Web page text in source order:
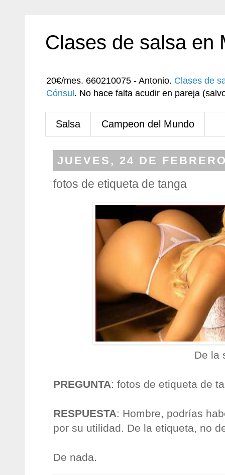
Clases de salsa en
20€/mes. 660210075 - Antonio. Clases de
Cónsul . No hace falta acudir en pareja
Salsa Campeon del Mundo
JUEVES, 24 DE
fotos de etiqueta de tanga
De la
PREGUNTA: fotos de etiqueta de
RESPUESTA: Hombre, podrías
por su utilidad. De la etiqueta, no
De nada.